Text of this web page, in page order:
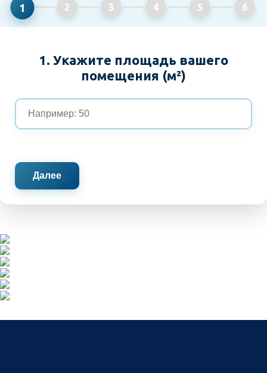
1 2 3 4 5 6
1. Укажите площадь вашего
помещения (м²)
Далее